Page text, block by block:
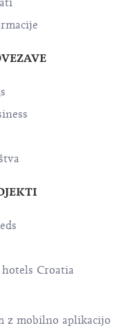
Croatia
z mobilno aplikacijo